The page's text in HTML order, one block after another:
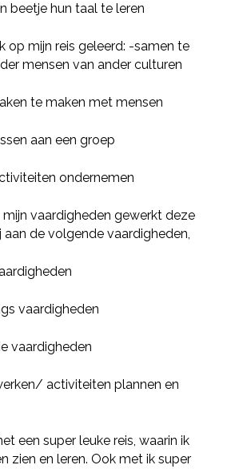
beetje hun taal te leren
op mijn reis geleerd: -samen te
mensen van ander culturen
te maken met mensen
aan een groep
ondernemen
mijn vaardigheden gewerkt deze
aan de volgende vaardigheden,
vaardigheden
vaardigheden
activiteiten plannen en
een super leuke reis, waarin ik
zien en leren. Ook met ik super
Deel via Facebook
Deel via LinkedIn